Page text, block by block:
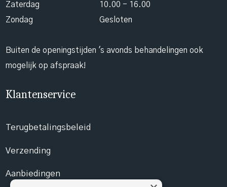
Zaterdag
10.00 - 16.00
Zondag
Gesloten
Buiten de openingstijden 's avonds behandelingen ook
mogelijk op afspraak!
Klantenservice
Terugbetalingsbeleid
Verzending
Aanbiedingen